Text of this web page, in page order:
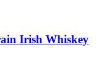
Irish Whiskey